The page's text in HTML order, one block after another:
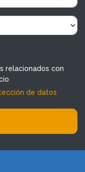
relacionados con
de datos